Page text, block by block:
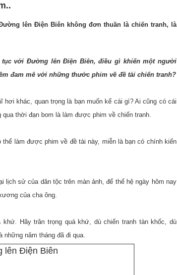
lên Điện Biên không đơn thuần là chiến tranh, là
tục với Đường lên Điện Biên, điều gì khiến một người
đam mê với những thước phim về đề tài chiến tranh?
hơi khác, quan trọng là bạn muốn kể cái gì? Ai cũng có cái
thời đạn bom là làm được phim về chiến tranh.
làm được phim về đề tài này, miễn là bạn có chính kiến
lịch sử của dân tộc trên màn ảnh, để thế hệ ngày hôm nay
của cha ông.
khứ. Hãy trân trọng quá khứ, dù chiến tranh tàn khốc, dù
những năm tháng đã đi qua.